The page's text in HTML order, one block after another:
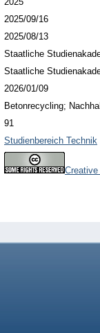
2025/09/16
2025/08/13
Staatliche
Staatliche
2026/01/09
Betonrecycling;
91
Studienbereich Technik